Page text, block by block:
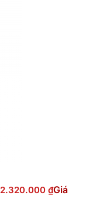
2.320.000 ₫Giá